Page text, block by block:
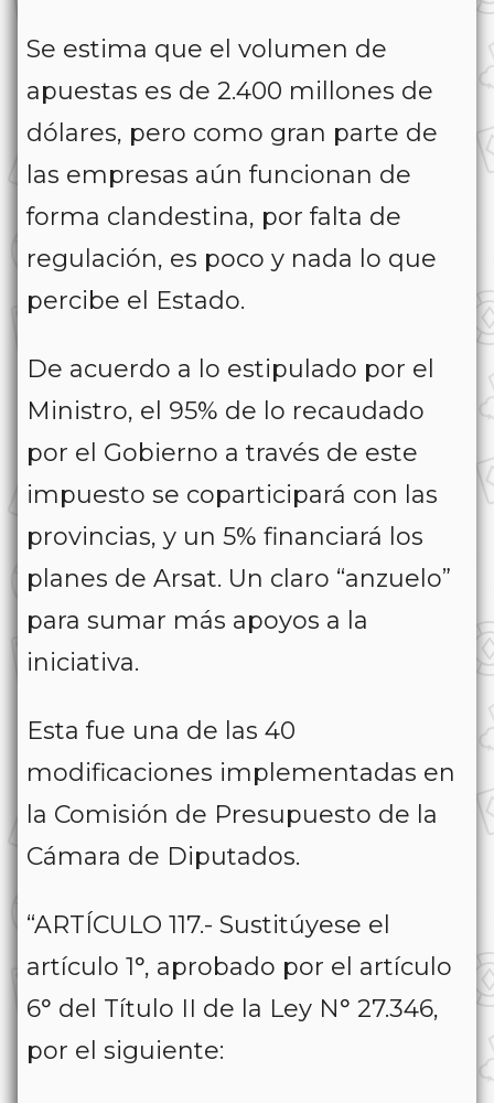
Se estima que el volumen de
apuestas es de 2.400 millones de
dólares, pero como gran parte de
las empresas aún funcionan de
forma clandestina, por falta de
regulación, es poco y nada lo que
percibe el Estado.
De acuerdo a lo estipulado por el
Ministro, el 95% de lo recaudado
por el Gobierno a través de este
impuesto se coparticipará con las
provincias, y un 5% financiará los
planes de Arsat. Un claro “anzuelo”
para sumar más apoyos a la
iniciativa.
Esta fue una de las 40
modificaciones implementadas en
la Comisión de Presupuesto de la
Cámara de Diputados.
“ARTÍCULO 117.- Sustitúyese el
artículo 1°, aprobado por el artículo
6° del Título II de la Ley N° 27.346,
por el siguiente: